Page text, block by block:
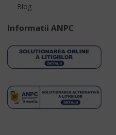
Blog
Informatii ANPC